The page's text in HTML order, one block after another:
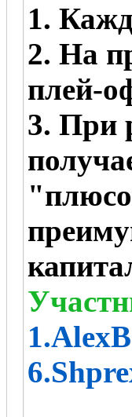
1.
2. На
плей-
3. При